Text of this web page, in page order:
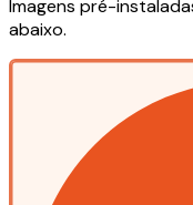
Imagens pré-
abaixo.